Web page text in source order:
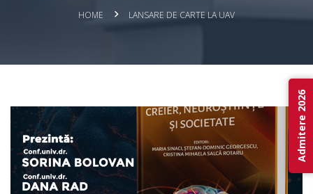
HOME LAN SARE DE CARTE LA UAV
Admitere 2026